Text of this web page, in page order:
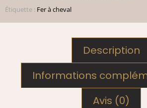
Étiquette : Fer à cheval
Description
Informations
Avis (0)